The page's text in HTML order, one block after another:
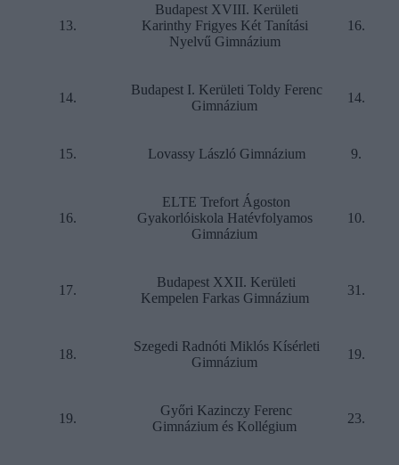
13.
Budapest XVIII. Kerületi
Karinthy Frigyes Két Tanítási
Nyelvű Gimnázium
16.
14.
Budapest I. Kerületi Toldy Ferenc
Gimnázium
14.
15. Lovassy László Gimnázium 9.
16.
ELTE Trefort Ágoston
Gyakorlóiskola Hatévfolyamos
Gimnázium
10.
17.
Budapest XXII. Kerületi
Kempelen Farkas Gimnázium
31.
18.
Szegedi Radnóti Miklós Kísérleti
Gimnázium
19.
19.
Győri Kazinczy Ferenc
Gimnázium és Kollégium
23.